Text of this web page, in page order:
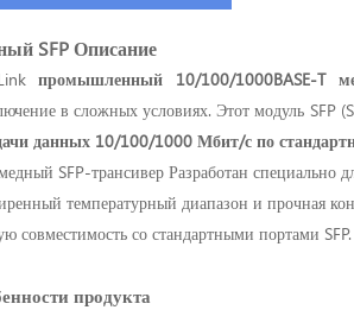
SFPОписание
Linkпромышленный 10/100/1000BASE-T
в сложных условиях. Этот модуль SFP
данных 10/100/1000 Мбит/с по
SFP-трансивер Разработан специально
температурный диапазон и прочная
совместимость со стандартными портами SFP.
продукта